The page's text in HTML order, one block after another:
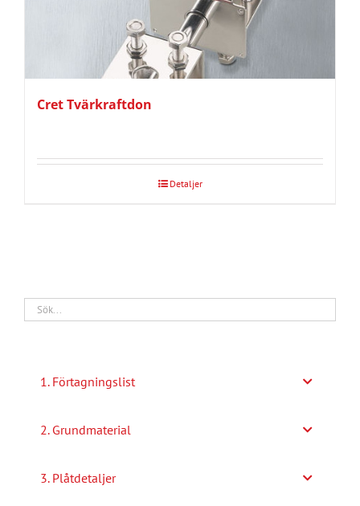
Cret Tvärkraftdon
Detaljer
1. Förtagningslist
2. Grundmaterial
3. Plåtdetaljer